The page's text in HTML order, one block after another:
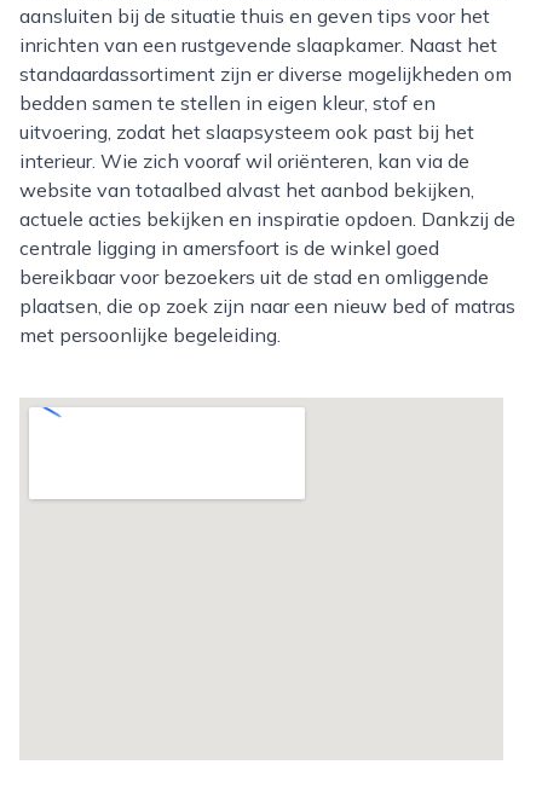
aansluiten bij de situatie thuis en geven tips voor het
inrichten van een rustgevende slaapkamer. Naast het
standaardassortiment zijn er diverse mogelijkheden om
bedden samen te stellen in eigen kleur, stof en
uitvoering, zodat het slaapsysteem ook past bij het
interieur. Wie zich vooraf wil oriënteren, kan via de
website van totaalbed alvast het aanbod bekijken,
actuele acties bekijken en inspiratie opdoen. Dankzij de
centrale ligging in amersfoort is de winkel goed
bereikbaar voor bezoekers uit de stad en omliggende
plaatsen, die op zoek zijn naar een nieuw bed of matras
met persoonlijke begeleiding.